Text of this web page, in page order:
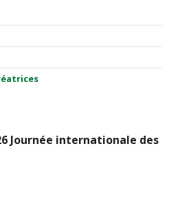
Journée internationale des